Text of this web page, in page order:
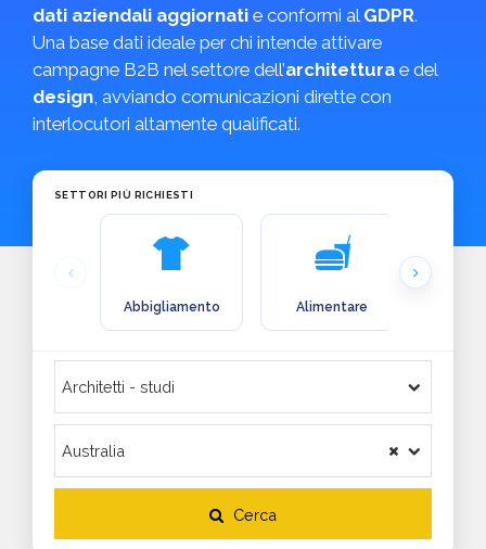
dati aziendali aggiornati e conformi al GDPR.
Una base dati ideale per chi intende attivare
campagne B2B nel settore dell’architettura e del
design, avviando comunicazioni dirette con
interlocutori altamente qualificati.
SETTORI PIÙ RICHIESTI
Abbigliamento Alimentare
Cerca